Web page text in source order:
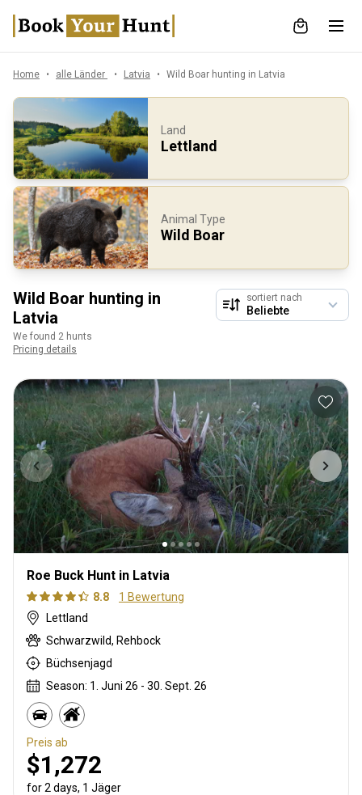
Home alle Länder Latvia Wild Boar hunting in Latvia
Land
Lettland
Animal Type
Wild Boar
Wild Boar hunting in
Latvia
We found 2 hunts
Pricing details
sortiert nach
Roe Buck Hunt in Latvia
8.8
1 Bewertung
Lettland
Schwarzwild, Rehbock
Büchsenjagd
Season: 1. Juni 26 - 30. Sept. 26
Preis ab
$1,272
for 2 days, 1 Jäger